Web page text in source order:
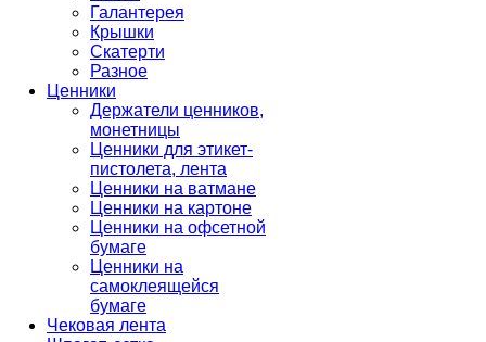
Галантерея
Крышки
Скатерти
Разное
Ценники
Держатели ценников,
монетницы
Ценники для этикет-
пистолета, лента
Ценники на ватмане
Ценники на картоне
Ценники на офсетной
бумаге
Ценники на
самоклеящейся
бумаге
Чековая лента